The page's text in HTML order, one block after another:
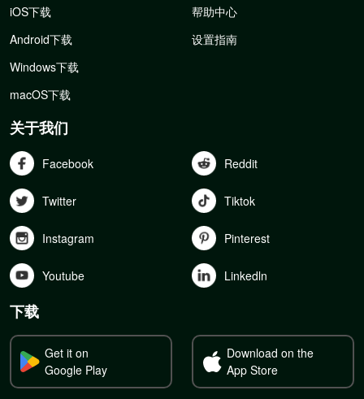
iOS下载
Android下载
Windows下载
macOS下载
帮助中心
设置指南
关于我们
Facebook Reddit
Twitter Tiktok
Instagram Pinterest
Youtube Linkedln
下载
Get it on
Google Play
Download on the
App Store